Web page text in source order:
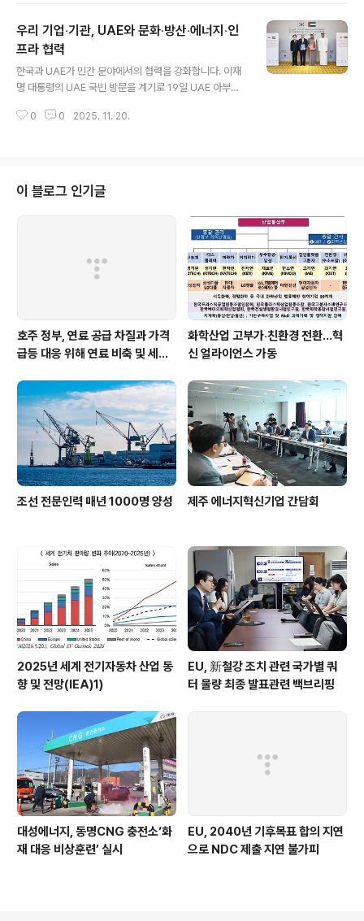
인 협력 프로그램이 즉각 작동할 수 있도록 했습니다. 한-U
AE CEPA는 한국이 중동 국가와 체결한 최초의 FTA로, 2
024년 5월 정식 서명하고 현재 국회 비준 절차를 밟고 있
습니다. 산업통상부는 CEPA 발효와 동시에 경제협력위원
회를 가동해 양국 간 상호 협력 수요가 많은 분야를 발굴하
고 우선 순위를 명확히 설정해 협력의 실행력을 높인다는
우리 기업‧기관, UAE와 문화‧방산‧에너지‧인
프라 협력
한국과 UAE가 민간 분야에서의 협력을 강화합니다. 이재
명 대통령의 UAE 국빈 방문을 계기로 19일 UAE 아부다
라운드 테이블’ 행사가 열렸습니다. 여기서 문화, 방산, 에
워크를 보유한 AKI Client Concept과 각각 K-뷰티, K-
푸드 유통 협력을 위한 MOU를 체결했습니다. 이를 통해
중동의 문화강국인 UAE를 거점으로 K-문화를 중동 전역
으로 확산하기 위한 기반을 마련했습니다. ▶ 방산 : 1건LI
G 넥스원은 UAE 방산 업체인 Calidus와 U..
0 0 2025. 11. 20.
이 블로그 인기글
호주 정부, 연료 공급 차질과 가격
급등 대응 위해 연료 비축 및 세제
화학산업 고부가‧친환경 전환…혁
신 얼라이언스 가동
조선 전문인력 매년 1000명 양성 제주 에너지혁신기업 간담회
2025년 세계 전기자동차 산업 동
향 및 전망(IEA)1)
EU, 新철강 조치 관련 국가별 쿼
터 물량 최종 발표관련 백브리핑
대성에너지, 동명CNG 충전소‘화
재 대응 비상훈련’ 실시
EU, 2040년 기후목표 합의 지연
으로 NDC 제출 지연 불가피